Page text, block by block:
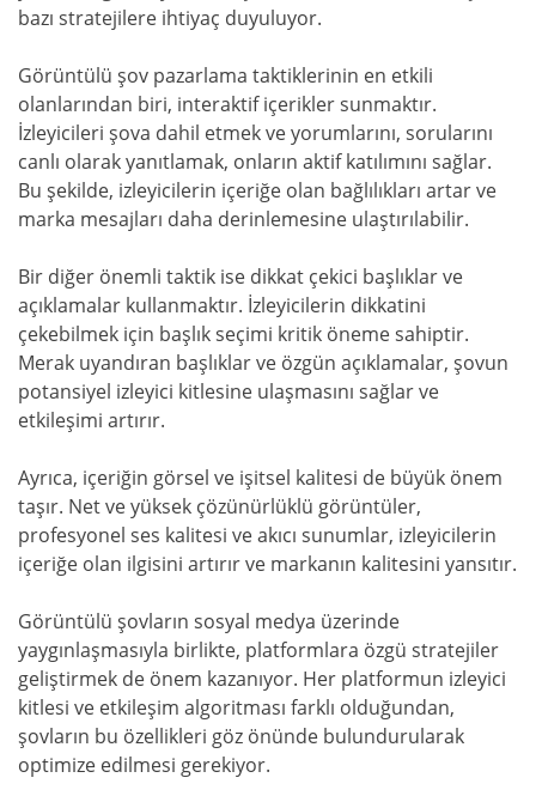
bazı stratejilere ihtiyaç duyuluyor.
Görüntülü şov pazarlama taktiklerinin en etkili
olanlarından biri, interaktif içerikler sunmaktır.
İzleyicileri şova dahil etmek ve yorumlarını, sorularını
canlı olarak yanıtlamak, onların aktif katılımını sağlar.
Bu şekilde, izleyicilerin içeriğe olan bağlılıkları artar ve
marka mesajları daha derinlemesine ulaştırılabilir.
Bir diğer önemli taktik ise dikkat çekici başlıklar ve
açıklamalar kullanmaktır. İzleyicilerin dikkatini
çekebilmek için başlık seçimi kritik öneme sahiptir.
Merak uyandıran başlıklar ve özgün açıklamalar, şovun
potansiyel izleyici kitlesine ulaşmasını sağlar ve
etkileşimi artırır.
Ayrıca, içeriğin görsel ve işitsel kalitesi de büyük önem
taşır. Net ve yüksek çözünürlüklü görüntüler,
profesyonel ses kalitesi ve akıcı sunumlar, izleyicilerin
içeriğe olan ilgisini artırır ve markanın kalitesini yansıtır.
Görüntülü şovların sosyal medya üzerinde
yaygınlaşmasıyla birlikte, platformlara özgü stratejiler
geliştirmek de önem kazanıyor. Her platformun izleyici
kitlesi ve etkileşim algoritması farklı olduğundan,
şovların bu özellikleri göz önünde bulundurularak
optimize edilmesi gerekiyor.